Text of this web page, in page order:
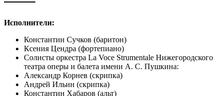
Исполнители:
Константин Сучков (баритон)
Ксения Цендра (фортепиано)
Солисты оркестра La Voce Strumentale Нижегородского
театра оперы и балета имени А. С. Пушкина:
Александр Корнев (скрипка)
Андрей Ильин (скрипка)
Константин Хабаров (альт)